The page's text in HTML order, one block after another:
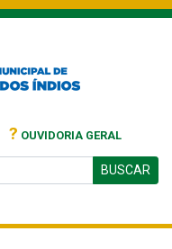
? OUVIDORIA GERAL
BUSCAR